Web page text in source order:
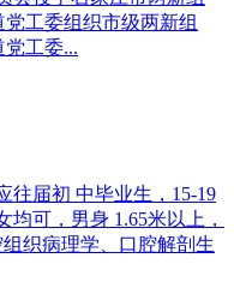
工委组织市级两新组
工委...
往届初 中毕业生，15-19
可，男身 1.65米以上，
织病理学、口腔解剖生